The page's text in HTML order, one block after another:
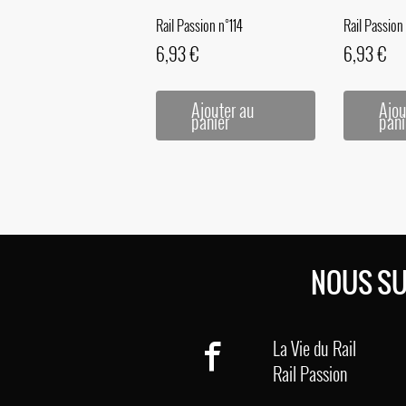
Rail Passion n°114
6,93€
Ajouter au
panier
Rail
6,93€
NOUS
La Vie du Rail
Rail Passion